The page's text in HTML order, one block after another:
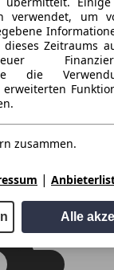
verwendet, um
Zeitraums
die
erweiterten
zusammen.
|
Alle